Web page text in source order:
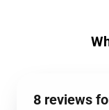
8 reviews